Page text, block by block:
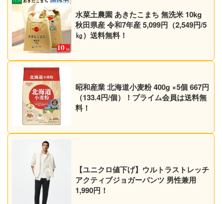
水菜土農園 あきたこまち 無洗米 10kg
秋田県産 令和7年産 5,099円（2,549円/5
㎏）送料無料！
昭和産業 北海道小麦粉 400g ×5個 667円
（133.4円/個）！プライム会員は送料無
料！
【ユニクロ値下げ】ウルトラストレッチ
アクティブジョガーパンツ 男性兼用
1,990円！